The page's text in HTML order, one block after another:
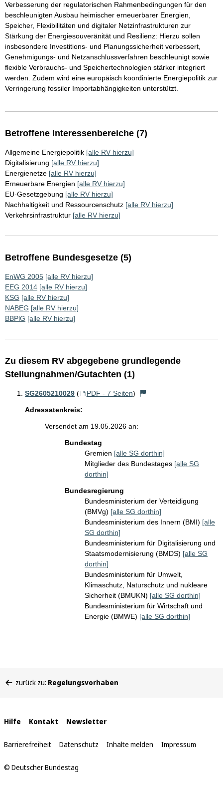
Verbesserung der regulatorischen Rahmenbedingungen für den
beschleunigten Ausbau heimischer erneuerbarer Energien,
Speicher, Flexibilitäten und digitaler Netzinfrastrukturen zur
Stärkung der Energiesouveränität und Resilienz: Hierzu sollen
insbesondere Investitions- und Planungssicherheit verbessert,
Genehmigungs- und Netzanschlussverfahren beschleunigt sowie
flexible Verbrauchs- und Speichertechnologien stärker integriert
werden. Zudem wird eine europäisch koordinierte Energiepolitik zur
Verringerung fossiler Importabhängigkeiten unterstützt.
Betroffene Interessenbereiche (7)
Allgemeine Energiepolitik [alle RV hierzu]
Digitalisierung [alle RV hierzu]
Energienetze [alle RV hierzu]
Erneuerbare Energien [alle RV hierzu]
EU-Gesetzgebung [alle RV hierzu]
Nachhaltigkeit und Ressourcenschutz [alle RV hierzu]
Verkehrsinfrastruktur [alle RV hierzu]
Betroffene Bundesgesetze (5)
EnWG 2005 [alle RV hierzu]
EEG 2014 [alle RV hierzu]
KSG [alle RV hierzu]
NABEG [alle RV hierzu]
BBPlG [alle RV hierzu]
Zu diesem RV abgegebene grundlegende
Stellungnahmen/Gutachten (1)
SG2605210029 ( PDF - 7 Seiten)
Adressatenkreis:
Versendet am 19.05.2026 an:
Bundestag
Gremien [alle SG dorthin]
Mitglieder des Bundestages [alle SG
dorthin]
Bundesregierung
Bundesministerium der Verteidigung
(BMVg) [alle SG dorthin]
Bundesministerium des Innern (BMI) [alle
SG dorthin]
Bundesministerium für Digitalisierung und
Staatsmodernisierung (BMDS) [alle SG
dorthin]
Bundesministerium für Umwelt,
Klimaschutz, Naturschutz und nukleare
Sicherheit (BMUKN) [alle SG dorthin]
Bundesministerium für Wirtschaft und
Energie (BMWE) [alle SG dorthin]
befinden
zurück zu: Regelungsvorhaben
Interne
Links
Hilfe Kontakt Newsletter
Barrierefreiheit Datenschutz Inhalte melden Impressum
© Deutscher Bundestag